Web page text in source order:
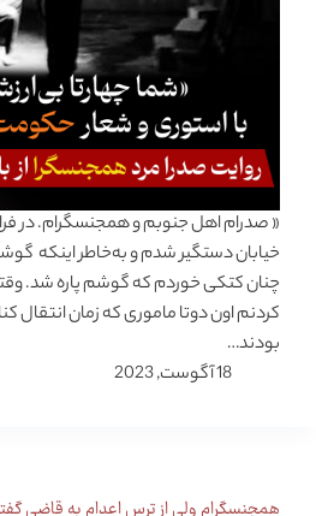
خیابان دستگیر شدم و به‌خاطر اینکه
چنان کتکی خوردم که گوشم پاره شد.
کردنم اون دوتا ماموری که زمان انتقال
بودند…
18 آگوست, 2023